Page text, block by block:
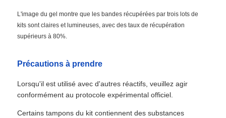
L'image du gel montre que les bandes récupérées par trois lots de
kits sont claires et lumineuses, avec des taux de récupération
supérieurs à 80%.
Précautions à prendre
Lorsqu'il est utilisé avec d'autres réactifs, veuillez agir
conformément au protocole expérimental officiel.
Certains tampons du kit contiennent des substances